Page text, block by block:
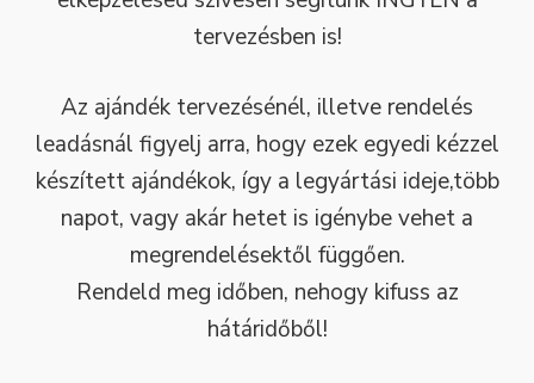
tervezésben is!
Az ajándék tervezésénél, illetve rendelés
leadásnál figyelj arra, hogy ezek egyedi kézzel
készített ajándékok, így a legyártási ideje,több
napot, vagy akár hetet is igénybe vehet a
megrendelésektől függően.
Rendeld meg időben, nehogy kifuss az
hátáridőből!